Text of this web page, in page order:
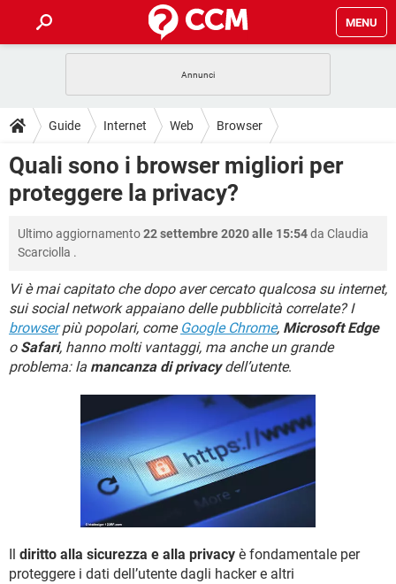
MENU
INTRATTENIMENTO ANDROID
iOS WINDOWS 10
INSTAGRAM WHATSAPP
HARDWARE
GUIDE
COVID-19
INTRATTENIMENTO ANDROID
WINDOWS 10
INSTAGRAM WHATSAPP
HARDWARE
DOWNLOAD
COVID-19 GAMING
iOS
INSTAGRAM WHATSAPP
TIKTOK FACEBOOK
HARDWARE
FORUM
COVID-19 GAMING
iOS WINDOWS 10
INSTAGRAM WHATSAPP
FACEBOOK
GLOSSARIO
COVID-19 GAMING
INTRATTENIMENTO ANDROID
iOS WINDOWS 10
INSTAGRAM WHATSAPP
FACEBOOK
Guide Internet Web Browser
Quali sono i browser migliori per
proteggere la privacy?
Ultimo aggiornamento22 settembre 2020 alle 15:54da Claudia
Scarciolla .
Vi è mai capitato che dopo aver cercato qualcosa su internet,
sui social network appaiano delle pubblicità correlate? I
browserpiù popolari, come Google Chrome, Microsoft Edge
o Safari, hanno molti vantaggi, ma anche un grande
problema: la mancanza di privacydell’utente.
Il diritto alla sicurezza e alla privacy è fondamentale per
proteggere i dati dell’utente dagli hacker e altri